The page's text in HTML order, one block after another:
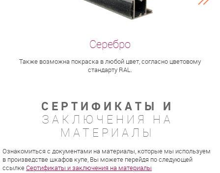
Также возможна покраска в любой цвет, согласно цветовому
стандарту RAL.
СЕРТИФИКАТЫ И
ЗАКЛЮЧЕНИЯ НА
МАТЕРИАЛЫ
Ознакомиться с документами на материалы, которые мы используем
в произведстве шкафов купе, Вы можете перейдя по следующей
ссылкеСертификаты и заключения на материалы